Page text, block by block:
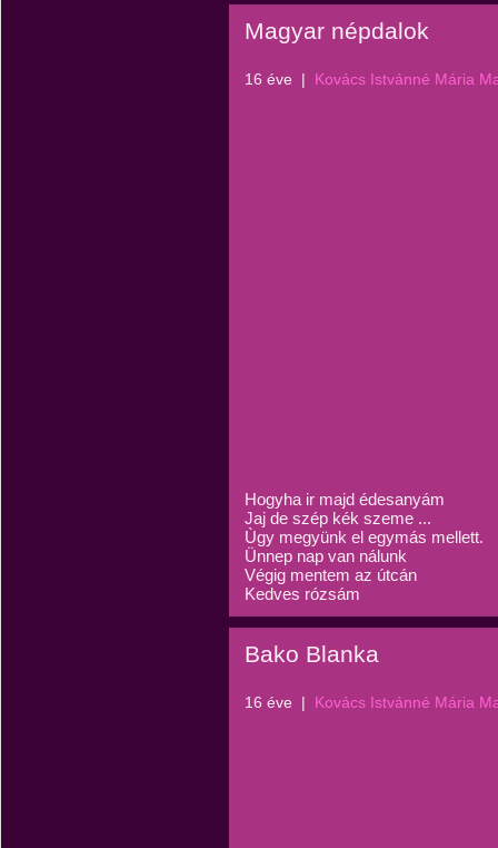
Magyar népdalok
16 éve | Kovács Istvánné Mária
Hogyha ir majd édesanyám
Jaj de szép kék szeme ...
Ùgy megyünk el egymás mellett.
Ünnep nap van nálunk
Végig mentem az útcán
Kedves rózsám
Bako Blanka
16 éve | Kovács Istvánné Mária